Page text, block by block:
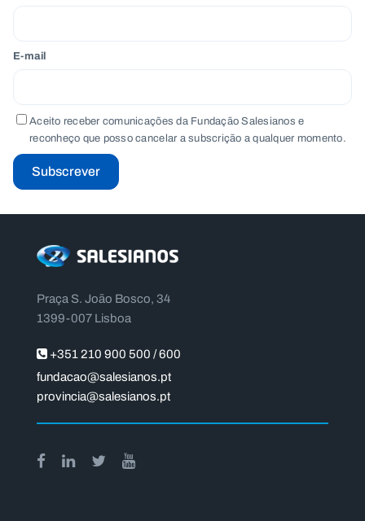
E-mail
Aceito receber comunicações da Fundação Salesianos e
reconheço que posso cancelar a subscrição a qualquer momento.
Subscrever
Praça S. João Bosco, 34
1399-007 Lisboa
+351 210 900 500 / 600
fundacao@salesianos.pt
provincia@salesianos.pt